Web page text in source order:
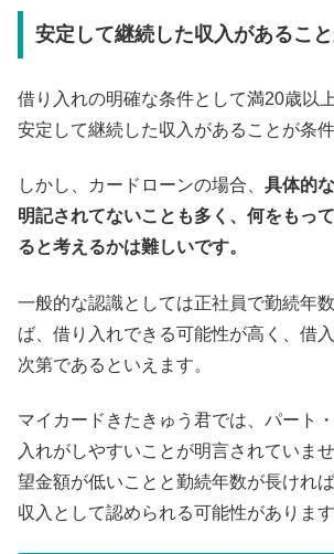
安定して継続した収入があるこ
借り入れの明確な条件として満20歳以
安定して継続した収入があることが条件
しかし、カードローンの場合、 具体的
明記されてないことも多く、何をもっ
ると考えるかは難しいです。
一般的な認識としては正社員で勤続年
ば、借り入れできる可能性が高く、借
次第であるといえます。
マイカードきたきゅう君では、パート
入れがしやすいことが明言されていま
望金額が低いことと勤続年数が長けれ
収入として認められる可能性があります